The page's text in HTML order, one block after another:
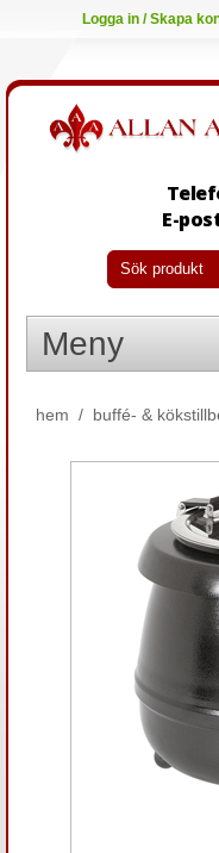
Logga in / Skapa
E-
Meny
hem / buffé- &